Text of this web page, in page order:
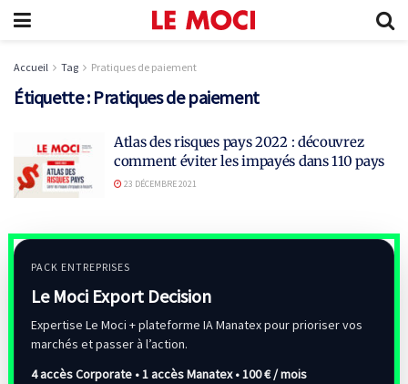
Accueil Tag Pratiques de paiement
Étiquette : Pratiques de paiement
Atlas des risques pays 2022 : découvrez
comment éviter les impayés dans 110 pays
23 DÉCEMBRE 2021
PACK ENTREPRISES
Le Moci Export Decision
Expertise Le Moci + plateforme IA Manatex pour prioriser vos
marchés et passer à l’action.
4 accès Corporate • 1 accès Manatex •100 € / mois